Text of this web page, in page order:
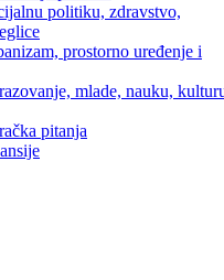
upravu i radne odnose
poslove
politiku, zdravstvo,
prostorno uređenje i
mlade, nauku,
pitanja